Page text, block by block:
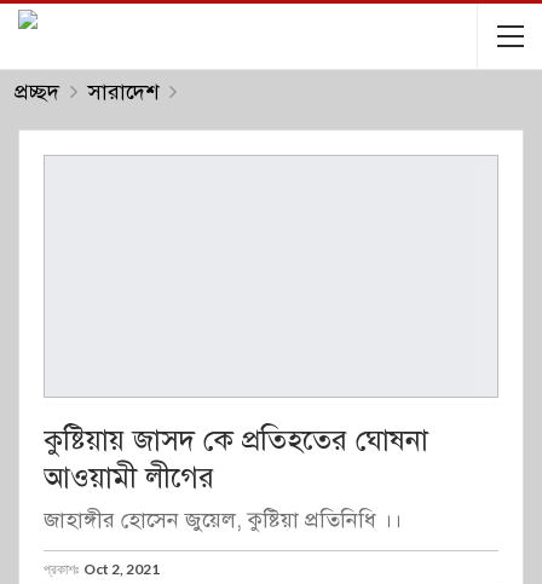
প্রচ্ছদ সারাদেশ
কুষ্টিয়ায় জাসদ কে প্রতিহতের ঘোষনা
আওয়ামী লীগের
জাহাঙ্গীর হোসেন জুয়েল, কুষ্টিয়া প্রতিনিধি ।।
প্রকাশঃ Oct 2, 2021